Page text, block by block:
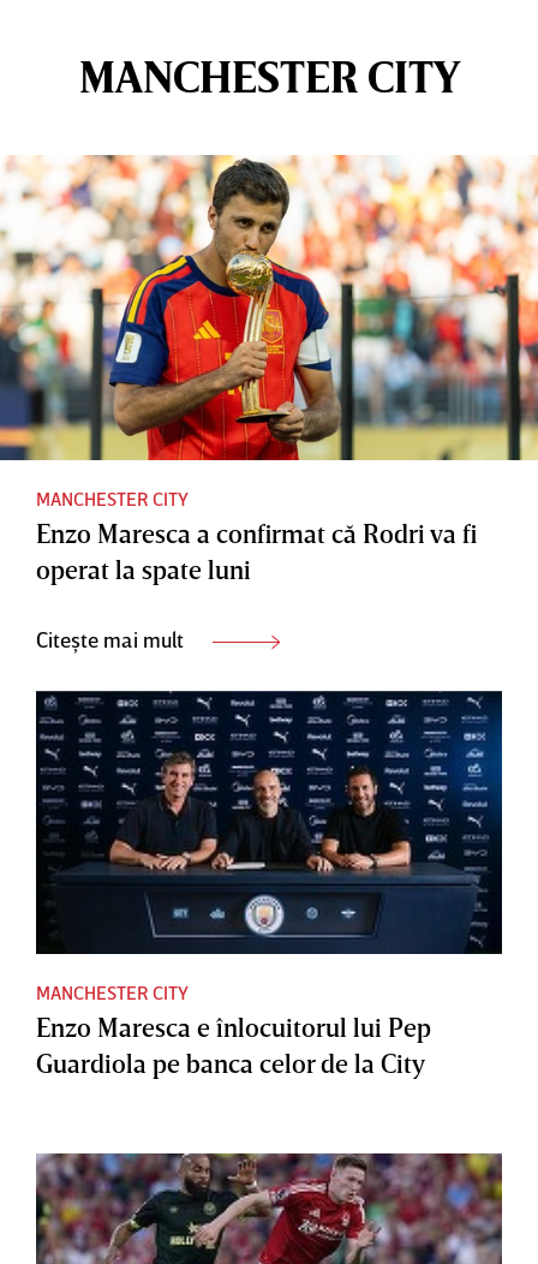
MANCHESTER CITY
MANCHESTER CITY
Enzo Maresca a confirmat că Rodri va fi
operat la spate luni
Citește mai mult
MANCHESTER CITY
Enzo Maresca e înlocuitorul lui Pep
Guardiola pe banca celor de la City